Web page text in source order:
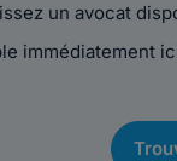
un avocat
immédiatement